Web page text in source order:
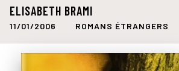
ELISABETH BRAMI
11/01/2006 ROMANS ÉTRANGERS